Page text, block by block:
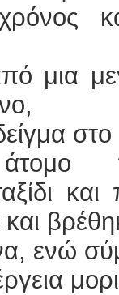
μια
στο
ενώ